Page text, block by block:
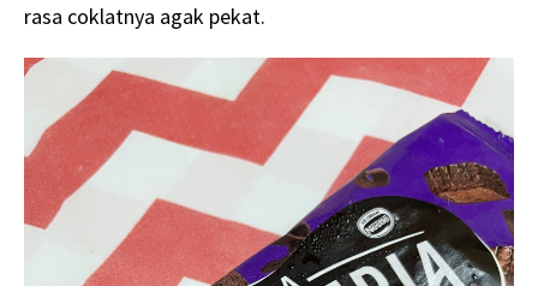
rasa coklatnya agak pekat.